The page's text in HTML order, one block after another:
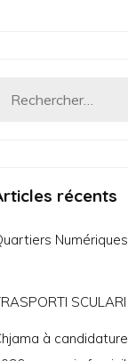
Rechercher :
récents
à